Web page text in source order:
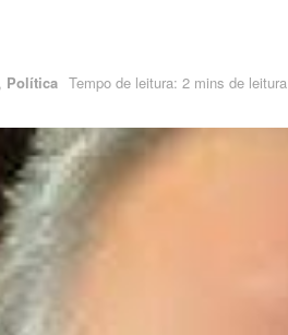
, Política Tempo de leitura: 2 mins de leitura